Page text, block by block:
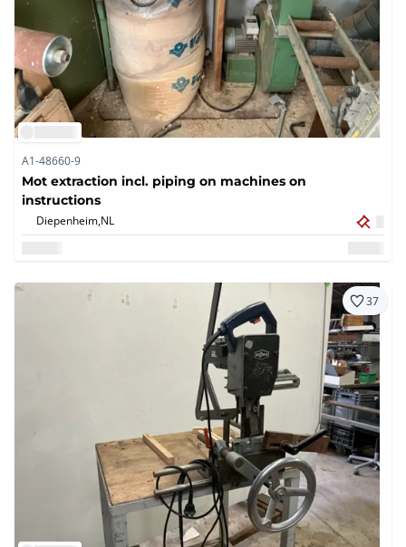
A1-48660-9
Mot extraction incl. piping on machines on
instructions
Diepenheim,NL
37